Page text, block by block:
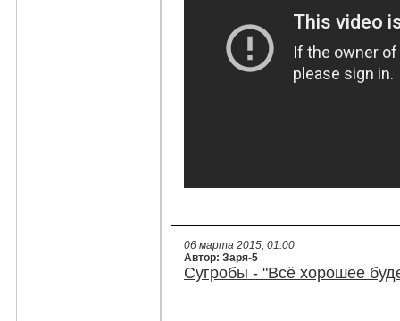
06 марта 2015, 01:00
Автор: Заря-5
Сугробы - "Всё хорошее